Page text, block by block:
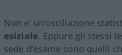
Non e’ un’oscillazione
esiziale. Eppure gli stessi
sede d’esame sono quelli